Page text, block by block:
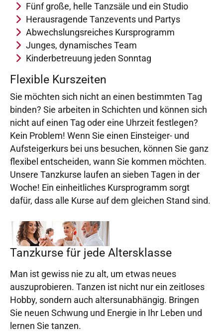
Fünf große, helle Tanzsäle und ein Studio
Herausragende Tanzevents und Partys
Abwechslungsreiches Kursprogramm
Junges, dynamisches Team
Kinderbetreuung jeden Sonntag
Flexible Kurszeiten
Sie möchten sich nicht an einen bestimmten Tag
binden? Sie arbeiten in Schichten und können sich
nicht auf einen Tag oder eine Uhrzeit festlegen?
Kein Problem! Wenn Sie einen Einsteiger- und
Aufsteigerkurs bei uns besuchen, können Sie ganz
flexibel entscheiden, wann Sie kommen möchten.
Unsere Tanzkurse laufen an sieben Tagen in der
Woche! Ein einheitliches Kursprogramm sorgt
dafür, dass alle Kurse auf dem gleichen Stand sind.
Tanzkurse für jede Altersklasse
Man ist gewiss nie zu alt, um etwas neues
auszuprobieren. Tanzen ist nicht nur ein zeitloses
Hobby, sondern auch altersunabhängig. Bringen
Sie neuen Schwung und Energie in Ihr Leben und
lernen Sie tanzen.